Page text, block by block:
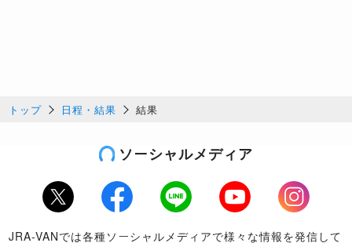
トップ 日程・結果 結果
ソーシャルメディア
Twitter Facebook LINE Youtube
Instagram
JRA-VANでは各種ソーシャルメディアで様々な情報を発信して